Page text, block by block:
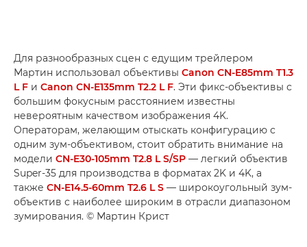
Для разнообразных сцен с едущим трейлером
Мартин использовал объективы Canon CN-E85mm T1.3
L F и Canon CN-E135mm T2.2 L F. Эти фикс-объективы с
большим фокусным расстоянием известны
невероятным качеством изображения 4K.
Операторам, желающим отыскать конфигурацию с
одним зум-объективом, стоит обратить внимание на
модели CN-E30-105mm T2.8 L S/SP — легкий объектив
Super-35 для производства в форматах 2K и 4K, а
также CN-E14.5-60mm T2.6 L S — широкоугольный зум-
объектив с наиболее широким в отрасли диапазоном
зумирования. © Мартин Крист